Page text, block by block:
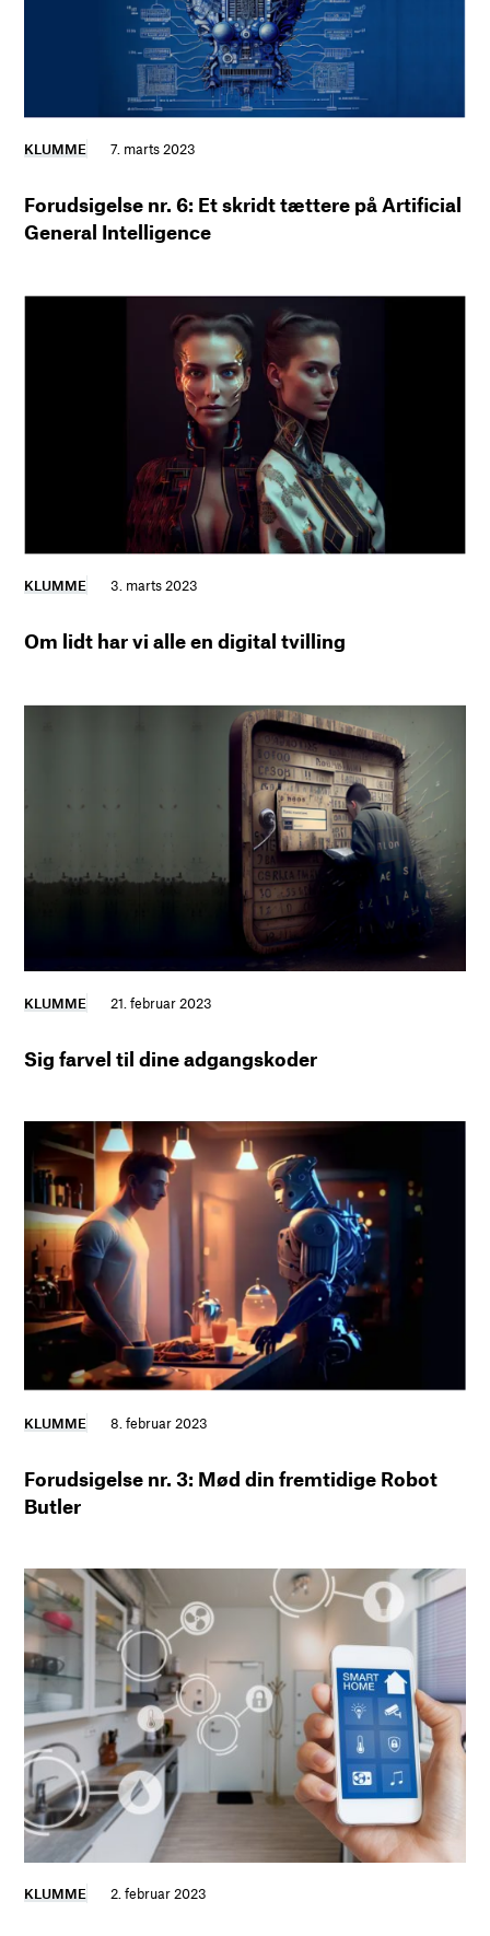
KLUMME 7. marts 2023
Forudsigelse nr. 6: Et skridt tættere på Artificial
General Intelligence
KLUMME 3. marts 2023
Om lidt har vi alle en digital tvilling
KLUMME 21. februar 2023
Sig farvel til dine adgangskoder
KLUMME 8. februar 2023
Forudsigelse nr. 3: Mød din fremtidige Robot
Butler
KLUMME 2. februar 2023